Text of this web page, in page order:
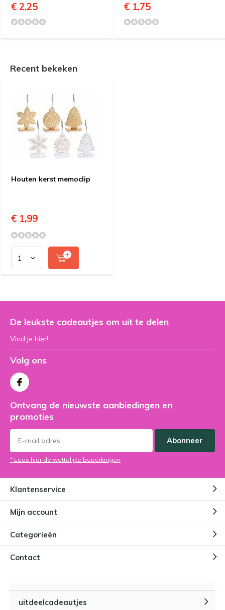
€ 2,25 € 1,75
Recent bekeken
Houten kerst memoclip
€ 1,99
De leukste cadeautjes om uit te delen
Vind je hier!
Volg ons
Ontvang de nieuwste aanbiedingen en
promoties
Abonneer
* Lees hier de wettelijke beperkingen
Klantenservice
Mijn account
Categorieën
Contact
uitdeelcadeautjes